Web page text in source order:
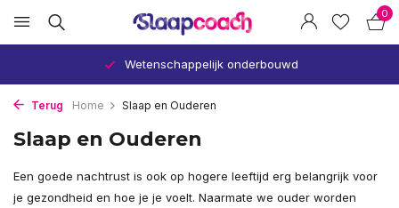
0
Verbetert uw slaap en gezondheid
Terug Home Slaap en Ouderen
Slaap en Ouderen
Een goede nachtrust is ook op hogere leeftijd erg belangrijk voor
je gezondheid en hoe je je voelt. Naarmate we ouder worden